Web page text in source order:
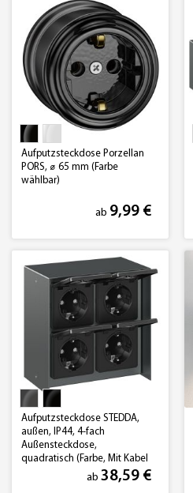
Aufputzsteckdose Porzellan
PORS, ⌀ 65 mm (Farbe
wählbar)
ab 9,99 €
Aufputzsteckdose STEDDA,
außen, IP44, 4-fach
Außensteckdose,
quadratisch (Farbe, Mit Kabel
ab 38,59 €